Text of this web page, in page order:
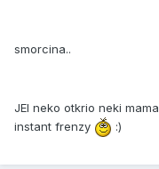
smorcina..
JEl neko otkrio neki
instant frenzy
:)